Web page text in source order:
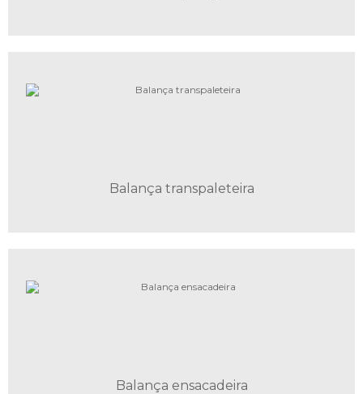
Balança transpaleteira
Balança ensacadeira